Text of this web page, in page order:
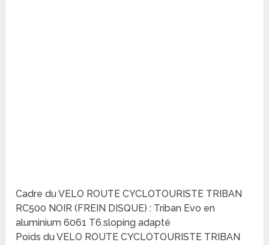
Cadre du VELO ROUTE CYCLOTOURISTE TRIBAN
RC500 NOIR (FREIN DISQUE) : Triban Evo en
aluminium 6061 T6.sloping adapté
Poids du VELO ROUTE CYCLOTOURISTE TRIBAN